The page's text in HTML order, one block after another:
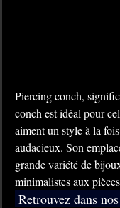
Piercing conch,
conch est idéal pour
aiment un style à la
audacieux. Son
grande variété de
minimalistes aux